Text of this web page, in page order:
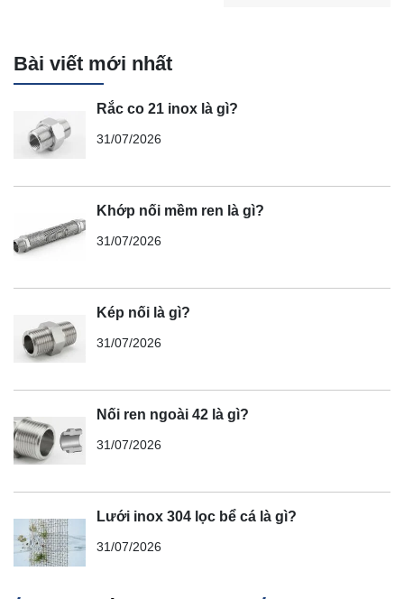
Bài viết mới nhất
Rắc co 21 inox là gì?
31/07/2026
Khớp nối mềm ren là gì?
31/07/2026
Kép nối là gì?
31/07/2026
Nối ren ngoài 42 là gì?
31/07/2026
Lưới inox 304 lọc bể cá là gì?
31/07/2026